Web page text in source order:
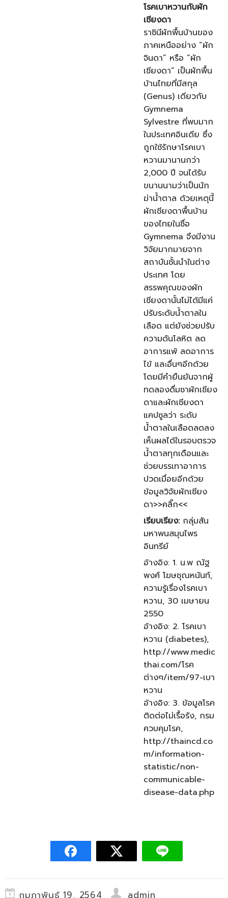
โรคเบาหวานกับผัก
เชียงดา
ราชินีผักพื้นบ้านของ
ภาคเหนืออย่าง “ผัก
จินดา” หรือ “ผัก
เชียงดา” เป็นผักพื้น
บ้านไทยที่มีสกุล
(Genus) เดียวกับ
Gymnema
Sylvestre ที่พบมาก
ในประเทศอินเดีย ซึ่ง
ถูกใช้รักษาโรคเบา
หวานมานานกว่า
2,000 ปี จนได้รับ
ขนานนามว่าเป็นนัก
ฆ่าน้ำตาล ด้วยเหตุนี้
ผักเชียงดาพื้นบ้าน
ของไทยในชื่อ
Gymnema จึงมีงาน
วิจัยมากมายจาก
สถาบันชั้นนำในต่าง
ประเทศ โดย
สรรพคุณของผัก
เชียงดานั้นไม่ได้มีแค่
ปรับระดับน้ำตาลใน
เลือด แต่ยังช่วยปรับ
ความดันโลหิต ลด
อาการแพ้ ลดอาการ
ไข้ และอื่นๆอีกด้วย
โดยมีคำยืนยันจากผู้
ทดลองดื่มชาผักเชียง
ดาและผักเชียงดา
แคปซูลว่า ระดับ
น้ำตาลในเลือดลดลง
เห็นผลได้ในรอบตรวจ
น้ำตาลทุกเดือนและ
ช่วยบรรเทาอาการ
ปวดเมื่อยอีกด้วย
ข้อมูลวิจัยผักเชียง
ดา>>คลิ๊ก<<
เรียบเรียง: กลุ่มสัน
มหาพนสมุนไพร
อินทรีย์
อ้างอิง: 1. น.พ ณัฐ
พงศ์ โฆษชุณหนันท์,
ความรู้เรื่องโรคเบา
หวาน, 30 เมษายน
2550
อ้างอิง: 2. โรคเบา
หวาน (diabetes),
http://www.medic
thai.com/โรค
ต่างๆ/item/97-เบา
หวาน
อ้างอิง: 3. ข้อมูลโรค
ติดต่อไม่เรื้อรัง, กรม
ควบคุมโรค,
http://thaincd.co
m/information-
statistic/non-
communicable-
disease-data.php
กุมภาพันธ์ 19, 2564 admin